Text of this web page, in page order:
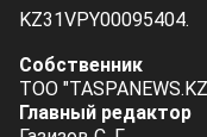
KZ31VPY00095404.
Собственник
ТОО
Главный редактор